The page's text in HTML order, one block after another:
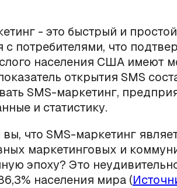
- это быстрый и
с потребителями, что
населения США имеют
открытия SMS
SMS-маркетинг,
и статистику.
вы, что SMS-маркетинг
маркетинговых и
эпоху? Это
населения мира (